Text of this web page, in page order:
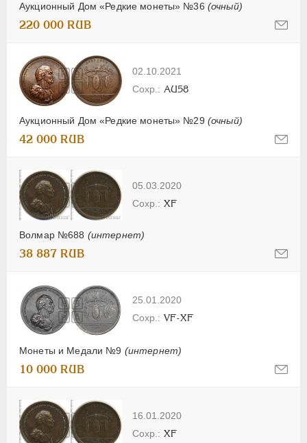
Аукционный Дом «Редкие монеты» №36 (очный)
220 000 RUB
02.10.2021
Аукционный Дом «Редкие монеты» №29 (очный)
AU58
42 000 RUB
05.03.2020
Волмар №688 (интернет)
XF
38 887 RUB
25.01.2020
Монеты и Медали №9 (интернет)
VF-XF
10 000 RUB
16.01.2020
XF